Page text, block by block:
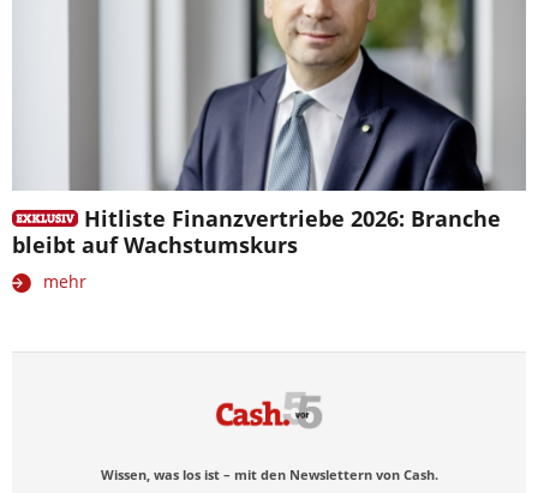
Hitliste Finanzvertriebe 2026: Branche
bleibt auf Wachstumskurs
mehr
Wissen, was los ist – mit den Newslettern von Cash.